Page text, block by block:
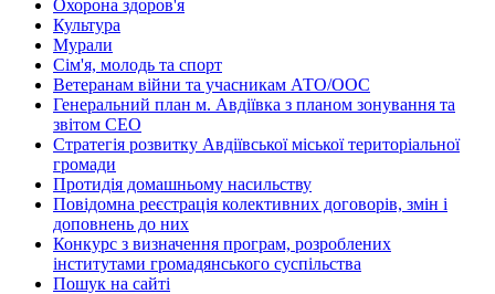
Охорона здоров'я
Культура
Мурали
Сім'я, молодь та спорт
Ветеранам війни та учасникам АТО/ООС
Генеральний план м. Авдіївка з планом зонування та
звітом СЕО
Стратегія розвитку Авдіївської міської територіальної
громади
Протидія домашньому насильству
Повідомна реєстрація колективних договорів, змін і
доповнень до них
Конкурс з визначення програм, розроблених
інститутами громадянського суспільства
Пошук на сайті